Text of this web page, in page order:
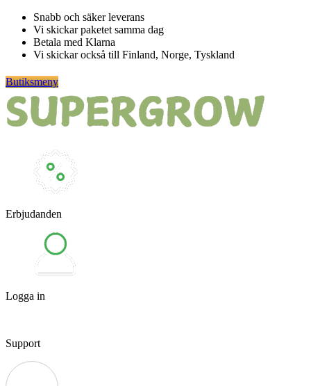
Hoppa
innehåll
Snabb och säker leverans
Vi skickar paketet samma dag
Betala med Klarna
Vi skickar också till Finland, Norge, Tyskland
Butiksmeny
Erbjudanden
Logga in
Support